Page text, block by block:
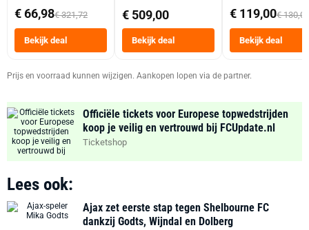
abonnement
€ 66,98€ 321,72
Bekijk deal
€ 509,00
Bekijk deal
Dubbele Mand 9
Tot 6 Personen
Heteluchtfriteuse
Zwart
€ 119,00€ 130,00
Bekijk deal
Prijs en voorraad kunnen wijzigen. Aankopen lopen via de partner.
Officiële tickets voor Europese topwedstrijden
koop je veilig en vertrouwd bij FCUpdate.nl
Ticketshop
Lees ook:
Ajax zet eerste stap tegen Shelbourne FC
dankzij Godts, Wijndal en Dolberg